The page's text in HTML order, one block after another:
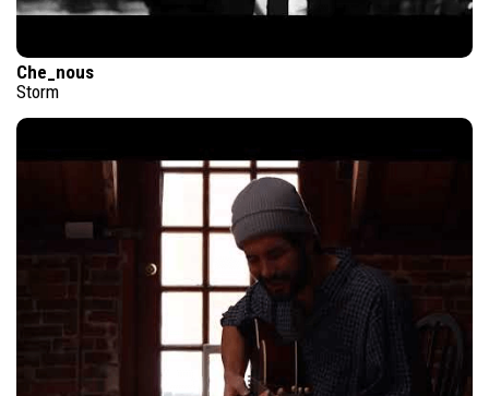
Che_nous
Storm